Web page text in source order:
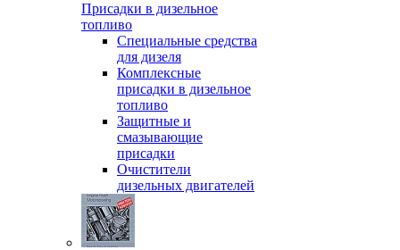
Присадки в дизельное
топливо
Спeциальные средства
для дизеля
Комплексные
присадки в дизельное
топливо
Защитные и
смазывающие
присадки
Очистители
дизельных двигателей